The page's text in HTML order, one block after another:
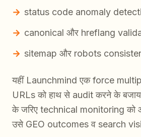
status code anomaly
canonical और hreflang
sitemap और robots
यहीं Launchmind एक force
URLs को हाथ से audit करने के
के जरिए technical monitoring को
उसे GEO outcomes व search